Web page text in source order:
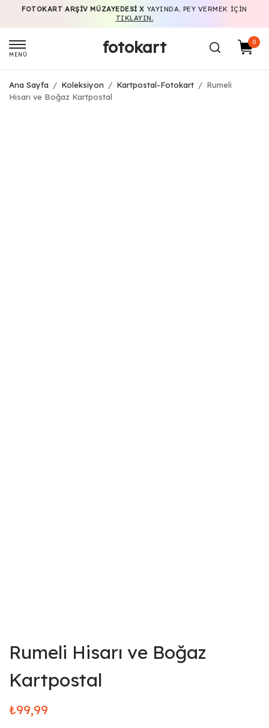
FOTOKART ARŞIV MÜZAYEDESI X YAYINDA. PEY VERMEK IÇIN
TIKLAYIN.
MENÜ fotokart 0
Ana Sayfa / Koleksiyon / Kartpostal-Fotokart / Rumeli
Hisarı ve Boğaz Kartpostal
Rumeli Hisarı ve Boğaz
Kartpostal
₺99,99